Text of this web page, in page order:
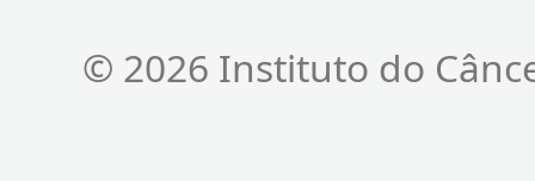
© 2026 Instituto do